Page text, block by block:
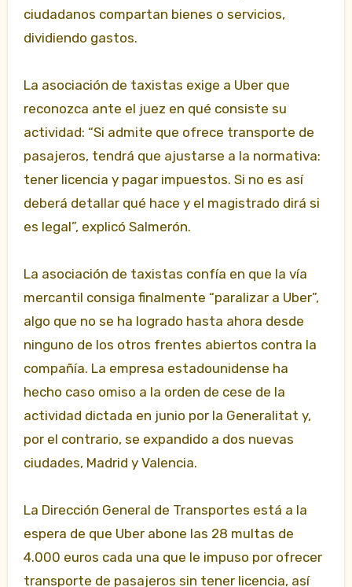
ciudadanos compartan bienes o servicios,
dividiendo gastos.
La asociación de taxistas exige a Uber que
reconozca ante el juez en qué consiste su
actividad: “Si admite que ofrece transporte de
pasajeros, tendrá que ajustarse a la normativa:
tener licencia y pagar impuestos. Si no es así
deberá detallar qué hace y el magistrado dirá si
es legal”, explicó Salmerón.
La asociación de taxistas confía en que la vía
mercantil consiga finalmente “paralizar a Uber”,
algo que no se ha logrado hasta ahora desde
ninguno de los otros frentes abiertos contra la
compañía. La empresa estadounidense ha
hecho caso omiso a la orden de cese de la
actividad dictada en junio por la Generalitat y,
por el contrario, se expandido a dos nuevas
ciudades, Madrid y Valencia.
La Dirección General de Transportes está a la
espera de que Uber abone las 28 multas de
4.000 euros cada una que le impuso por ofrecer
transporte de pasajeros sin tener licencia, así